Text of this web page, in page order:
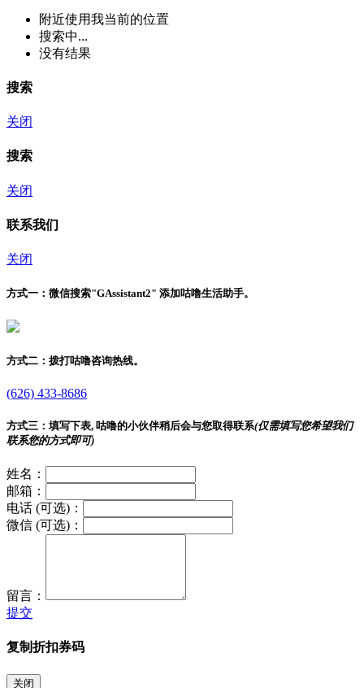
附近使用我当前的位置
搜索中...
没有结果
搜索
关闭
搜索
关闭
联系我们
关闭
方式一： 微信搜索"GAssistant2" 添加咕噜生活助手。
方式二： 拨打咕噜咨询热线。
(626) 433-8686
方式三： 填写下表, 咕噜的小伙伴稍后会与您取得联系(仅需填写您希望我们
联系您的方式即可)
姓名：
邮箱：
电话 (可选)：
微信 (可选)：
留言：
提交
复制折扣券码
关闭